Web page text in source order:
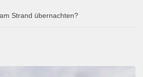
Strand übernachten?